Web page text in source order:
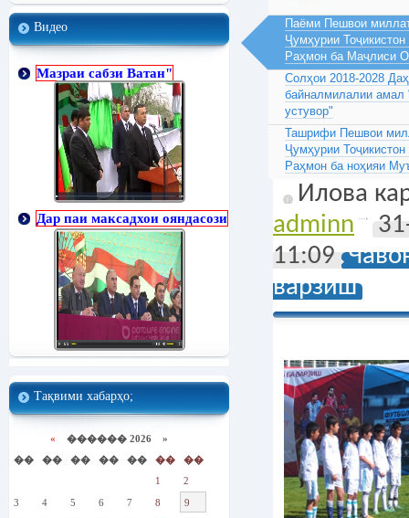
Видео
Мазраи сабзи Ватан"
Дар паи максадхои ояндасози
Тақвими хабарҳо;
« ������ 2026 »
��
�� �� �� �� ��
��
1
2
3
4 5 6 7 8
9
Паёми Пешвои
Ҷумҳурии
Раҳмон ба Маҷлиси
Солҳои 2018-2028
байналмилалии
устувор"
Ташрифи Пешвои
Ҷумҳурии
Раҳмон ба ноҳияи
Илова
adminn
11:09
варзиш